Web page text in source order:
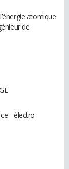
atomique
de
- électro